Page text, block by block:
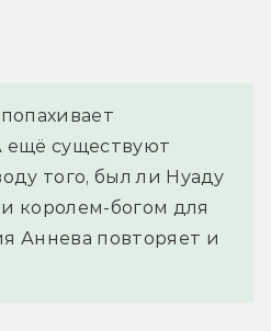
ещё существуют
того, был ли Нуаду
королем-богом для
Аннева повторяет и